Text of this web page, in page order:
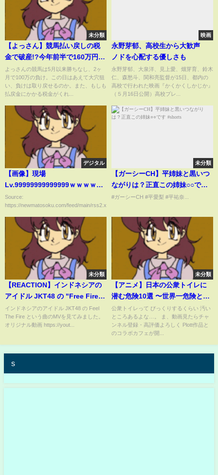
未分類
【よっさん】競馬払い戻しの税
金で破産!?今年前半で160万円の
負け!「なぜハズレ馬券は経費に
できない? 裁判する」
よっさんの競馬は5月以来勝ちなし、2ヶ
月で100万の負け。この日はあえて大穴狙
い、負けは取り戻せるのか。また、もしも
払戻金にかかる税金がくれ...
映画
永野芽郁、高校生から大歓声
ノドを心配する優しさも
永野芽郁、大泉洋、見上愛、畑芽育、鈴木
仁、森愁斗、関和亮監督が15日、都内の
高校で行われた映画『かくかくしかじか』
（５月16日公開）高校プレ...
デジタル
【画像】現場
Lv.99999999999999ｗｗｗｗｗ
ｗｗｗｗｗｗｗｗｗｗｗｗｗｗ
ｗｗｗｗｗｗｗｗｗｗｗ
Source:
https://newmatosoku.com/feed/main/rss2.xml...
未分類
【ガーシーCH】平姉妹と黒いつ
ながりは？正直この姉妹○○です
#shorts
#ガーシーCH #平愛梨 #平祐奈...
未分類
【REACTION】インドネシアの
アイドル JKT48 の "Free Fire x
JKT48 Feel The Fire" をMVを
見てみました
インドネシアのアイドル JKT48 の Feel
The Fire という曲のMVを見てみました。
オリジナル動画 https://yout...
未分類
【アニメ】日本の公衆トイレに
潜む危険10選 〜世界一危険と言
われる理由〜
公衆トイレって びっくりするくらい 汚い
ところあるよな…。 ま、動画見たらチャ
ンネル登録・高評価よろしく Plott作品と
のコラボカフェが開...
s